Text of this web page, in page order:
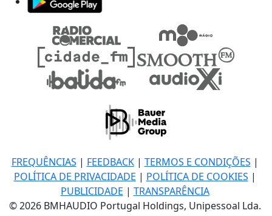
FREQUÊNCIAS | FEEDBACK| TERMOS E CONDIÇÕES |
POLÍTICA DE PRIVACIDADE | POLÍTICA DE COOKIES |
PUBLICIDADE | TRANSPARÊNCIA
© 2026 BMHAUDIO Portugal Holdings, Unipessoal Lda.